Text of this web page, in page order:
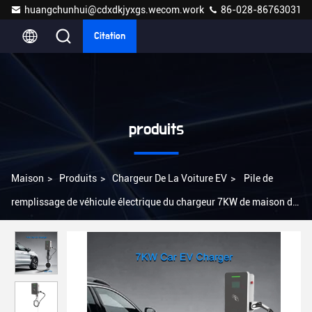
huangchunhui@cdxdkjyxgs.wecom.work 86-028-86763031
Citation
produits
Maison > Produits > Chargeur De La Voiture EV > Pile de
remplissage de véhicule électrique du chargeur 7KW de maison de